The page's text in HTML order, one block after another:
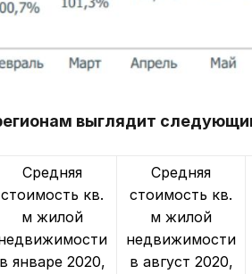
выглядит
Средняя
стоимость кв.
м жилой
в январе 2020,
Средняя
стоимость кв.
м жилой
недвижимости
в август 2020,